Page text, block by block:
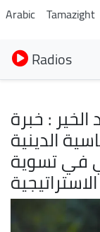
Arabic Tamazight
Radios
: خبرة
الدينية
في تسوية